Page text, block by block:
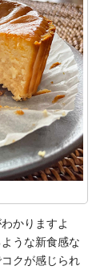
かりますよ
うな新食感な
クが感じられ